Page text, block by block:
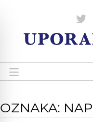
OZNAKA: